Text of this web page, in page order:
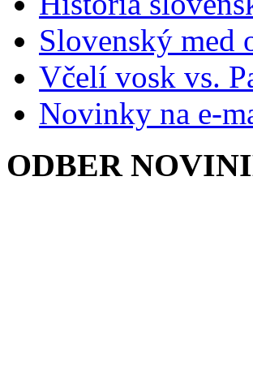
Slovenský med
Včelí vosk vs.
Novinky na e-
ODBER